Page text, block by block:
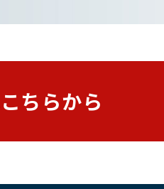
こちらから